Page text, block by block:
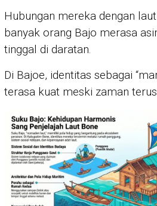
Hubungan mereka dengan
banyak orang Bajo merasa
tinggal di daratan.
Di Bajoe, identitas sebagai
terasa kuat meski zaman